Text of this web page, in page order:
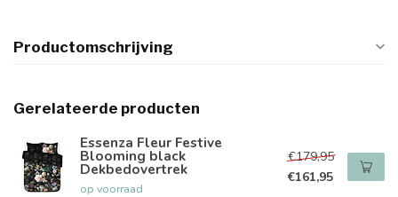
Productomschrijving
Gerelateerde producten
Essenza Fleur Festive
Blooming black
Dekbedovertrek
op voorraad
€179,95
€161,95